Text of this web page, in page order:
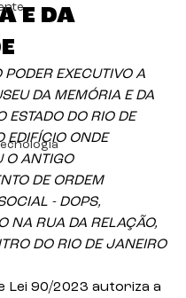
E DA
EXECUTIVO A
DA MEMÓRIA E DA
ESTADO DO RIO DE
EDIFÍCIO ONDE
O ANTIGO
DE ORDEM
- DOPS,
NA RUA DA RELAÇÃO,
DO RIO DE JANEIRO
Lei 90/2023 autoriza a